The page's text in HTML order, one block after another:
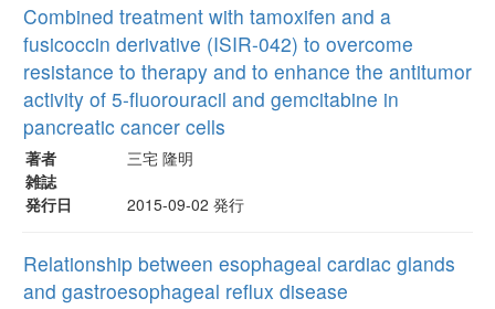
Combined treatment with tamoxifen and a
fusicoccin derivative (ISIR-042) to overcome
resistance to therapy and to enhance the antitumor
activity of 5-fluorouracil and gemcitabine in
pancreatic cancer cells
著者
三宅 隆明
雑誌
発行日
2015-09-02 発行
Relationship between esophageal cardiac glands
and gastroesophageal reflux disease